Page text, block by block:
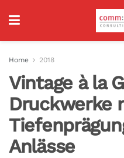
Home 2018
Vintage à la
Druckwerke
Anlässe